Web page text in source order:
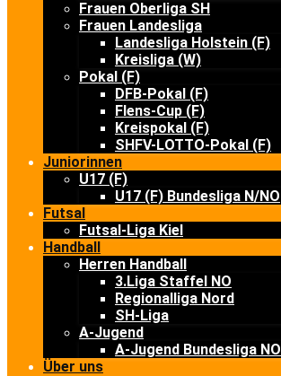
Frauen Oberliga SH
Frauen Landesliga
Landesliga Holstein (F)
Kreisliga (W)
Pokal (F)
DFB-Pokal (F)
Flens-Cup (F)
Kreispokal (F)
SHFV-LOTTO-Pokal (F)
Juniorinnen
U17 (F)
U17 (F) Bundesliga N/NO
Futsal
Futsal-Liga Kiel
Handball
Herren Handball
3.Liga Staffel NO
Regionalliga Nord
SH-Liga
A-Jugend
A-Jugend Bundesliga NO
Über uns